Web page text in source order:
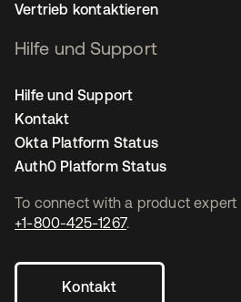
To connect with a product expert
+1-800-425-1267.
Kontakt
Vertrieb kontaktieren
Hilfe und Support
Hilfe und Support
Kontakt
Okta Platform Status
Auth0 Platform Status